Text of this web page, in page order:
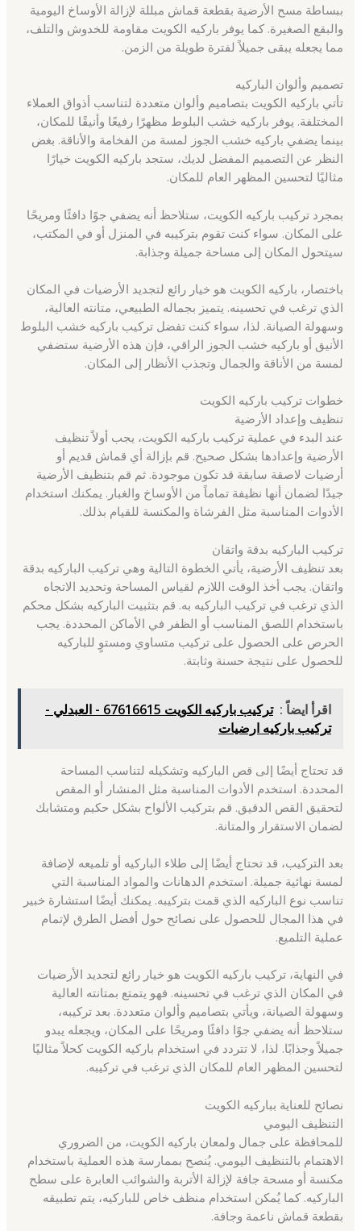
ببساطة مسح الأرضية بقطعة قماش مبللة لإزالة الأوساخ اليومية
والبقع الصغيرة. كما يوفر باركيه الكويت مقاومة للخدوش والتلف،
مما يجعله يبقى جميلاً لفترة طويلة من الزمن.
تصميم وألوان الباركيه
تأتي باركيه الكويت بتصاميم وألوان متعددة لتناسب أذواق العملاء
المختلفة. يوفر باركيه خشب البلوط مظهرًا رفيعًا وأنيقًا للمكان،
بينما يضفي باركيه خشب الجوز لمسة من الفخامة والأناقة. بغض
النظر عن التصميم المفضل لديك، ستجد باركيه الكويت خيارًا
مثاليًا لتحسين المظهر العام للمكان.
بمجرد تركيب باركيه الكويت، ستلاحظ أنه يضفي جوًا دافئًا ومريحًا
على المكان. سواء كنت تقوم بتركيبه في المنزل أو في المكتب،
سيتحول المكان إلى مساحة جميلة وجذابة.
باختصار، باركيه الكويت هو خيار رائع لتجديد الأرضيات في المكان
الذي ترغب في تحسينه. يتميز بجماله الطبيعي، متانته العالية،
وسهولة الصيانة. لذا، سواء كنت تفضل تركيب باركيه خشب البلوط
الأنيق أو باركيه خشب الجوز الراقي، فإن هذه الأرضية ستضفي
لمسة من الأناقة والجمال وتجذب الأنظار إلى المكان.
خطوات تركيب باركيه الكويت
تنظيف وإعداد الأرضية
عند البدء في عملية تركيب باركيه الكويت، يجب أولاً تنظيف
الأرضية وإعدادها بشكل صحيح. قم بإزالة أي قماش قديم أو
أرضيات لاصقة سابقة قد تكون موجودة. ثم قم بتنظيف الأرضية
جيدًا لضمان أنها نظيفة تماماً من الأوساخ والغبار. يمكنك استخدام
الأدوات المناسبة مثل الفرشاة والمكنسة للقيام بذلك.
تركيب الباركيه بدقة واتقان
بعد تنظيف الأرضية، يأتي الخطوة التالية وهي تركيب الباركيه بدقة
واتقان. يجب أخذ الوقت اللازم لقياس المساحة وتحديد الاتجاه
الذي ترغب في تركيب الباركيه به. قم بتثبيت الباركيه بشكل محكم
باستخدام اللصق المناسب أو الظفر في الأماكن المحددة. يجب
الحرص على الحصول على تركيب متساوي ومستوٍ للباركيه
للحصول على نتيجة حسنة وثابتة.
اقرأ ايضاً :
تركيب باركيه الكويت 67616615 - العبدلي -
تركيب باركيه ارضيات
قد تحتاج أيضًا إلى قص الباركيه وتشكيله لتناسب المساحة
المحددة. استخدم الأدوات المناسبة مثل المنشار أو المقص
لتحقيق القص الدقيق. قم بتركيب الألواح بشكل حكيم ومتشابك
لضمان الاستقرار والمتانة.
بعد التركيب، قد تحتاج أيضًا إلى طلاء الباركيه أو تلميعه لإضافة
لمسة نهائية جميلة. استخدم الدهانات والمواد المناسبة التي
تناسب نوع الباركيه الذي قمت بتركيبه. يمكنك أيضًا استشارة خبير
في هذا المجال للحصول على نصائح حول أفضل الطرق لإتمام
عملية التلميع.
في النهاية، تركيب باركيه الكويت هو خيار رائع لتجديد الأرضيات
في المكان الذي ترغب في تحسينه. فهو يتمتع بمتانته العالية
وسهولة الصيانة، ويأتي بتصاميم وألوان متعددة. بعد تركيبه،
ستلاحظ أنه يضفي جوًا دافئًا ومريحًا على المكان، ويجعله يبدو
جميلاً وجذابًا. لذا، لا تتردد في استخدام باركيه الكويت كحلاً مثاليًا
لتحسين المظهر العام للمكان الذي ترغب في تركيبه.
نصائح للعناية بباركيه الكويت
التنظيف اليومي
للمحافظة على جمال ولمعان باركيه الكويت، من الضروري
الاهتمام بالتنظيف اليومي. يُنصح بممارسة هذه العملية باستخدام
مكنسة أو مسحة جافة لإزالة الأتربة والشوائب العابرة على سطح
الباركيه. كما يُمكن استخدام منظف خاص للباركيه، يتم تطبيقه
بقطعة قماش ناعمة وجافة.